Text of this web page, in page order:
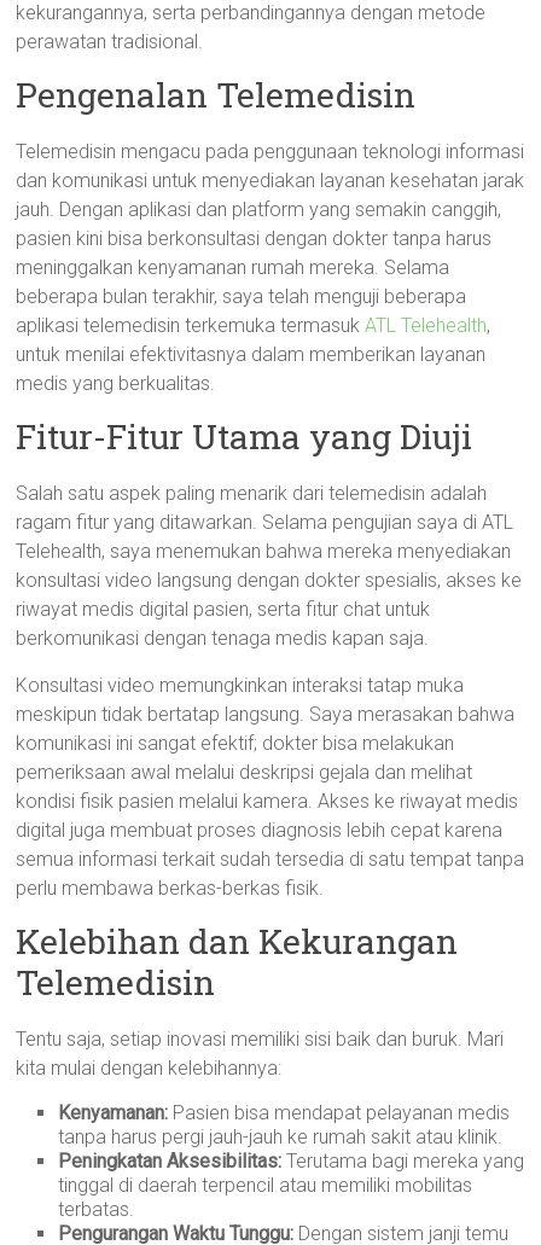
kekurangannya, serta perbandingannya dengan metode
perawatan tradisional.
Pengenalan Telemedisin
Telemedisin mengacu pada penggunaan teknologi informasi
dan komunikasi untuk menyediakan layanan kesehatan jarak
jauh. Dengan aplikasi dan platform yang semakin canggih,
pasien kini bisa berkonsultasi dengan dokter tanpa harus
meninggalkan kenyamanan rumah mereka. Selama
beberapa bulan terakhir, saya telah menguji beberapa
aplikasi telemedisin terkemuka termasukATL Telehealth,
untuk menilai efektivitasnya dalam memberikan layanan
medis yang berkualitas.
Fitur-Fitur Utama yang Diuji
Salah satu aspek paling menarik dari telemedisin adalah
ragam fitur yang ditawarkan. Selama pengujian saya di ATL
Telehealth, saya menemukan bahwa mereka menyediakan
konsultasi video langsung dengan dokter spesialis, akses ke
riwayat medis digital pasien, serta fitur chat untuk
berkomunikasi dengan tenaga medis kapan saja.
Konsultasi video memungkinkan interaksi tatap muka
meskipun tidak bertatap langsung. Saya merasakan bahwa
komunikasi ini sangat efektif; dokter bisa melakukan
pemeriksaan awal melalui deskripsi gejala dan melihat
kondisi fisik pasien melalui kamera. Akses ke riwayat medis
digital juga membuat proses diagnosis lebih cepat karena
semua informasi terkait sudah tersedia di satu tempat tanpa
perlu membawa berkas-berkas fisik.
Kelebihan dan Kekurangan
Telemedisin
Tentu saja, setiap inovasi memiliki sisi baik dan buruk. Mari
kita mulai dengan kelebihannya:
Kenyamanan: Pasien bisa mendapat pelayanan medis
tanpa harus pergi jauh-jauh ke rumah sakit atau klinik.
Peningkatan Aksesibilitas: Terutama bagi mereka yang
tinggal di daerah terpencil atau memiliki mobilitas
terbatas.
Pengurangan Waktu Tunggu: Dengan sistem janji temu